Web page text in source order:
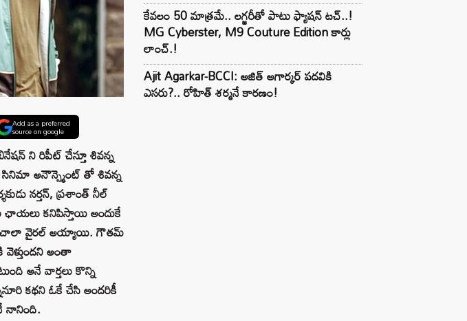
Add as a preferred
source on google
ని రిపీట్ చేస్తూ శివన్న
అనౌన్స్మెంట్ తో శివన్న
నర్తన్, ప్రశాంత్ నీల్
ఛాయలు కనిపిస్తాయి అందుకే
చాలా వైరల్ అయ్యాయి. గౌతమ్
వెళ్తుందని అంతా
అనే వార్తలు కొన్ని
కథని ఓకే చేసి అందరికీ
నానింది.
కేవలం 50 మాత్రమే.. లగ్జరీతో పాటు ఫ్యాషన్ టచ్..!
MG Cyberster, M9 Couture Edition కార్లు
లాంచ్.!
Ajit Agarkar-BCCI: అజిత్ అగార్కర్ పదవికి
ఎసరు?.. రోహిత్ శర్మనే కారణం!